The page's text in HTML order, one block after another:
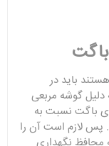
باید در
دلیل گوشه مربعی
باگت نسبت به
پس لازم است آن را